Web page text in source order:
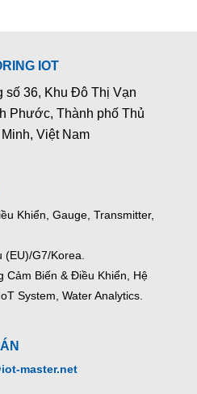
IOT
số 36, Khu Đô Thị Vạn
Phước, Thành phố Thủ
Việt Nam
Khiển, Gauge, Transmitter,
G7/Korea.
Cảm Biến & Điều Khiển, Hệ
System, Water Analytics.
master.net